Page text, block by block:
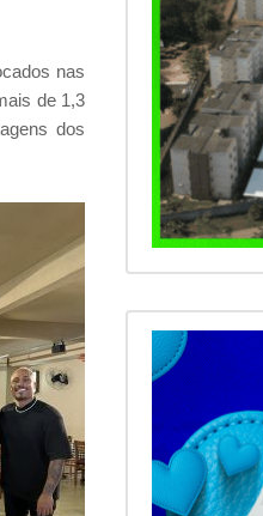
nas
de 1,3
dos